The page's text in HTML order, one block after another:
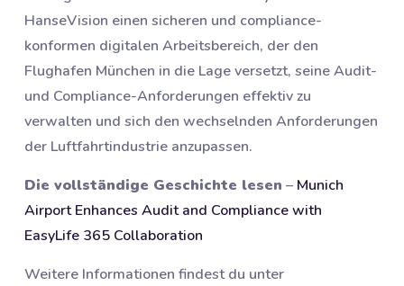
HanseVision einen sicheren und compliance-
konformen digitalen Arbeitsbereich, der den
Flughafen München in die Lage versetzt, seine Audit-
und Compliance-Anforderungen effektiv zu
verwalten und sich den wechselnden Anforderungen
der Luftfahrtindustrie anzupassen.
Die vollständige Geschichte lesen – Munich
Airport Enhances Audit and Compliance with
EasyLife 365 Collaboration
Weitere Informationen findest du unter